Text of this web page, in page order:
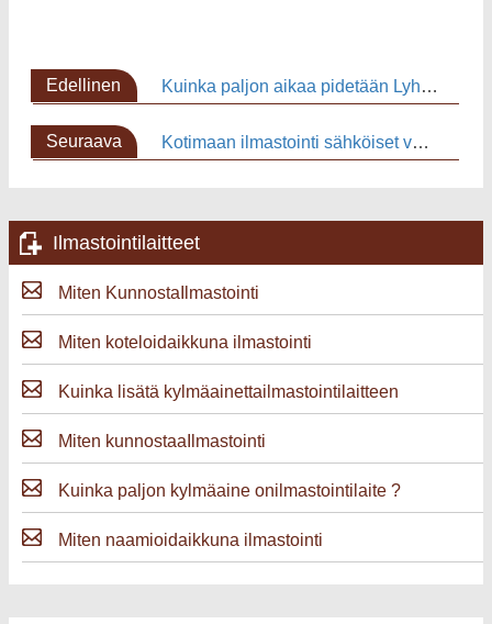
Edellinen
Kuinka paljon aikaa pidetään Lyhyt PyöräilyIlmastointi ?
Seuraava
Kotimaan ilmastointi sähköiset vaatimukset
Ilmastointilaitteet
Miten KunnostaIlmastointi
Miten koteloidaikkuna ilmastointi
Kuinka lisätä kylmäainettailmastointilaitteen
Miten kunnostaaIlmastointi
Kuinka paljon kylmäaine onilmastointilaite ?
Miten naamioidaikkuna ilmastointi